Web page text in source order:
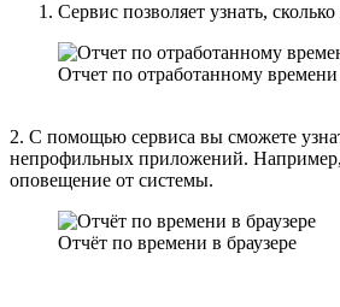
Сервис позволяет узнать,
Отчет по отработанному
2. С помощью сервиса вы сможете
непрофильных приложений. Например,
оповещение от системы.
Отчёт по времени в браузере